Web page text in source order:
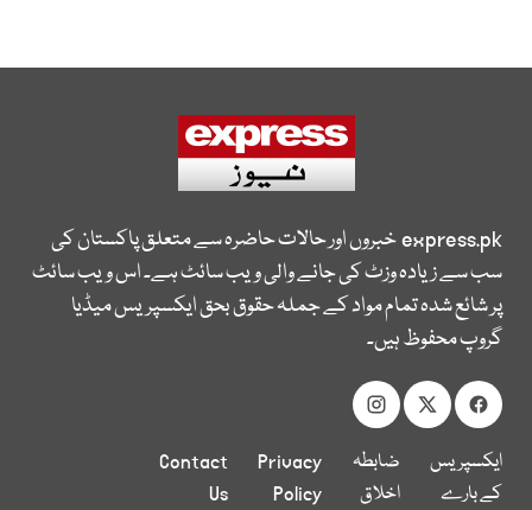
express.pkخبروں اور حالات حاضرہ سے متعلق پاکستان کی
سب سے زیادہ وزٹ کی جانے والی ویب سائٹ ہے۔ اس ویب سائٹ
پر شائع شدہ تمام مواد کے جملہ حقوق بحق ایکسپریس میڈیا
گروپ محفوظ ہیں۔
ایکسپریس
کے بارے
ضابطہ
اخلاق
Privacy
Policy
Contact
Us